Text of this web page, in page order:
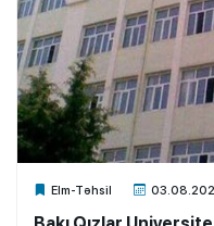
Elm-Təhsil
Xalq.Online